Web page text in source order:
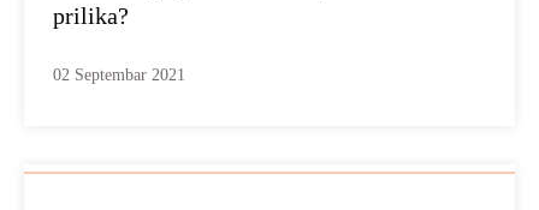
prilika?
02 Septembar 2021